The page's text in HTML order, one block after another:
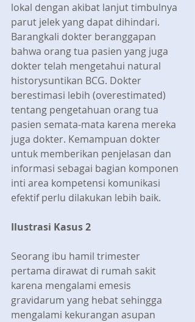
lokal dengan akibat lanjut timbulnya
parut jelek yang dapat dihindari.
Barangkali dokter beranggapan
bahwa orang tua pasien yang juga
dokter telah mengetahui natural
historysuntikan BCG. Dokter
berestimasi lebih (overestimated)
tentang pengetahuan orang tua
pasien semata-mata karena mereka
juga dokter. Kemampuan dokter
untuk memberikan penjelasan dan
informasi sebagai bagian komponen
inti area kompetensi komunikasi
efektif perlu dilakukan lebih baik.
Ilustrasi Kasus 2
Seorang ibu hamil trimester
pertama dirawat di rumah sakit
karena mengalami emesis
gravidarum yang hebat sehingga
mengalami kekurangan asupan